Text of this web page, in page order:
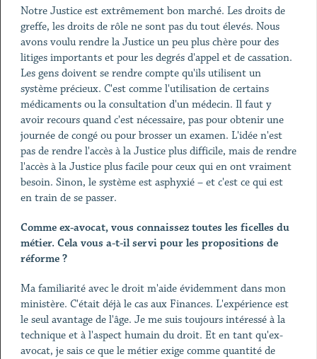
Notre Justice est extrêmement bon marché. Les droits de
greffe, les droits de rôle ne sont pas du tout élevés. Nous
avons voulu rendre la Justice un peu plus chère pour des
litiges importants et pour les degrés d'appel et de cassation.
Les gens doivent se rendre compte qu'ils utilisent un
système précieux. C'est comme l'utilisation de certains
médicaments ou la consultation d'un médecin. Il faut y
avoir recours quand c'est nécessaire, pas pour obtenir une
journée de congé ou pour brosser un examen. L'idée n'est
pas de rendre l'accès à la Justice plus difficile, mais de rendre
l'accès à la Justice plus facile pour ceux qui en ont vraiment
besoin. Sinon, le système est asphyxié – et c'est ce qui est
en train de se passer.
Comme ex-avocat, vous connaissez toutes les ficelles du
métier. Cela vous a-t-il servi pour les propositions de
réforme ?
Ma familiarité avec le droit m'aide évidemment dans mon
ministère. C'était déjà le cas aux Finances. L'expérience est
le seul avantage de l'âge. Je me suis toujours intéressé à la
technique et à l'aspect humain du droit. Et en tant qu'ex-
avocat, je sais ce que le métier exige comme quantité de